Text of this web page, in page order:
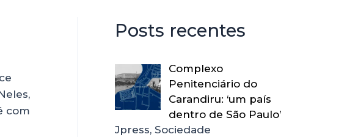
com
Posts recentes
Complexo
Penitenciário do
Carandiru: ‘um país
dentro de São Paulo’
Jpress, Sociedade